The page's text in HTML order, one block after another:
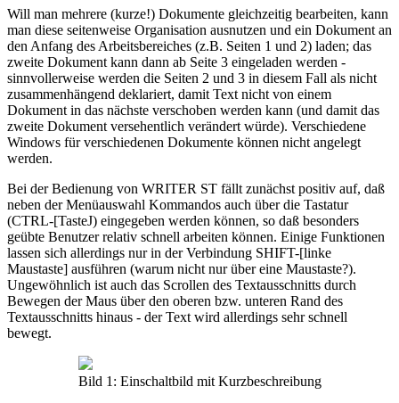
Will man mehrere (kurze!) Dokumente gleichzeitig bearbeiten, kann
man diese seitenweise Organisation ausnutzen und ein Dokument an
den Anfang des Arbeitsbereiches (z.B. Seiten 1 und 2) laden; das
zweite Dokument kann dann ab Seite 3 eingeladen werden -
sinnvollerweise werden die Seiten 2 und 3 in diesem Fall als nicht
zusammenhängend deklariert, damit Text nicht von einem
Dokument in das nächste verschoben werden kann (und damit das
zweite Dokument versehentlich verändert würde). Verschiedene
Windows für verschiedenen Dokumente können nicht angelegt
werden.
Bei der Bedienung von WRITER ST fällt zunächst positiv auf, daß
neben der Menüauswahl Kommandos auch über die Tastatur
(CTRL-[TasteJ) eingegeben werden können, so daß besonders
geübte Benutzer relativ schnell arbeiten können. Einige Funktionen
lassen sich allerdings nur in der Verbindung SHIFT-[linke
Maustaste] ausführen (warum nicht nur über eine Maustaste?).
Ungewöhnlich ist auch das Scrollen des Textausschnitts durch
Bewegen der Maus über den oberen bzw. unteren Rand des
Textausschnitts hinaus - der Text wird allerdings sehr schnell
bewegt.
Bild 1: Einschaltbild mit Kurzbeschreibung